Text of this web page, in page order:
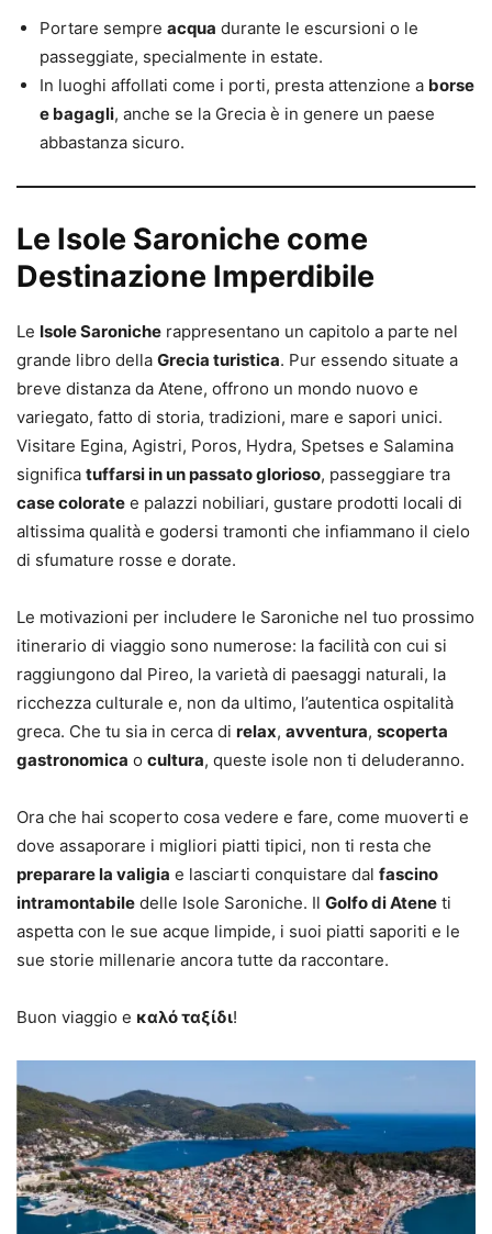
Portare sempre acqua durante le escursioni o le
passeggiate, specialmente in estate.
In luoghi affollati come i porti, presta attenzione a borse
e bagagli, anche se la Grecia è in genere un paese
abbastanza sicuro.
Le Isole Saroniche come
Destinazione Imperdibile
Le Isole Saroniche rappresentano un capitolo a parte nel
grande libro della Grecia turistica. Pur essendo situate a
breve distanza da Atene, offrono un mondo nuovo e
variegato, fatto di storia, tradizioni, mare e sapori unici.
Visitare Egina, Agistri, Poros, Hydra, Spetses e Salamina
significa tuffarsi in un passato glorioso, passeggiare tra
case colorate e palazzi nobiliari, gustare prodotti locali di
altissima qualità e godersi tramonti che infiammano il cielo
di sfumature rosse e dorate.
Le motivazioni per includere le Saroniche nel tuo prossimo
itinerario di viaggio sono numerose: la facilità con cui si
raggiungono dal Pireo, la varietà di paesaggi naturali, la
ricchezza culturale e, non da ultimo, l’autentica ospitalità
greca. Che tu sia in cerca di relax, avventura, scoperta
gastronomica o cultura, queste isole non ti deluderanno.
Ora che hai scoperto cosa vedere e fare, come muoverti e
dove assaporare i migliori piatti tipici, non ti resta che
preparare la valigia e lasciarti conquistare dal fascino
intramontabile delle Isole Saroniche. Il Golfo di Atene ti
aspetta con le sue acque limpide, i suoi piatti saporiti e le
sue storie millenarie ancora tutte da raccontare.
Buon viaggio e καλό ταξίδι!